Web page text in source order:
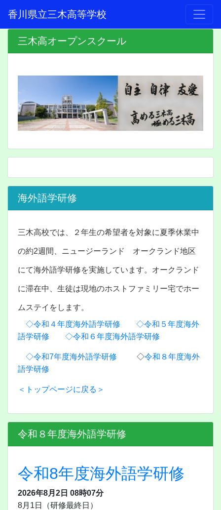
香川県立三木高等学校
三木高オープンスクール
海外語学研修
三木高校では、２年生の希望者を対象に夏季休業中
の約2週間、ニュージーランド オークランド地区
にて海外語学研修を実施しています。オークランド
に滞在中、生徒は現地のホストファミリー宅でホー
ムステイをします。
◇令和４年度海外語学研修
◇令和５年度海外
語学研修
◇令和６年度海外語学研修
◇令和7年度海外語学研修 ◇令和８年度海外
語学研修
＜トップページに戻る＞
令和８年度海外語学研修
令和8年度海外語学研修
2026年8月2日 08時07分
8月1日（研修最終日）